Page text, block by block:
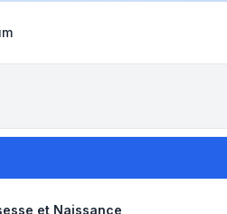
et Naissance